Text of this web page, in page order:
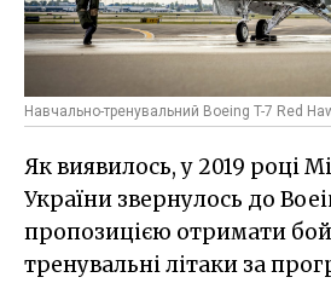
Навчально-тренувальний Boeing T-7 Red
Як виявилось, у 2019 році
України звернулось до
пропозицією отримати
тренувальні літаки за